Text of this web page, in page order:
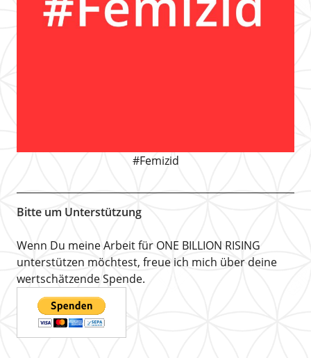
#Femizid
Bitte um Unterstützung
Wenn Du meine Arbeit für ONE BILLION RISING
unterstützen möchtest, freue ich mich über deine
wertschätzende Spende.